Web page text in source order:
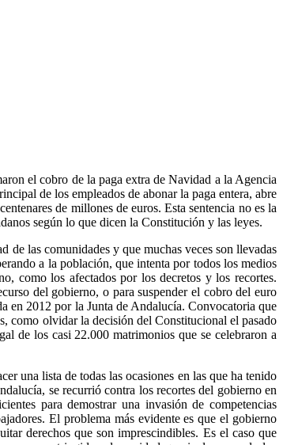
el cobro de la paga extra de Navidad a la Agencia
de los empleados de abonar la paga entera, abre
de millones de euros. Esta sentencia no es la
según lo que dicen la Constitución y las leyes.
de las comunidades y que muchas veces son llevadas
a la población, que intenta por todos los medios
como los afectados por los decretos y los recortes.
del gobierno, o para suspender el cobro del euro
en 2012 por la Junta de Andalucía. Convocatoria que
como olvidar la decisión del Constitucional el pasado
de los casi 22.000 matrimonios que se celebraron a
una lista de todas las ocasiones en las que ha tenido
se recurrió contra los recortes del gobierno en
para demostrar una invasión de competencias
El problema más evidente es que el gobierno
derechos que son imprescindibles. Es el caso que